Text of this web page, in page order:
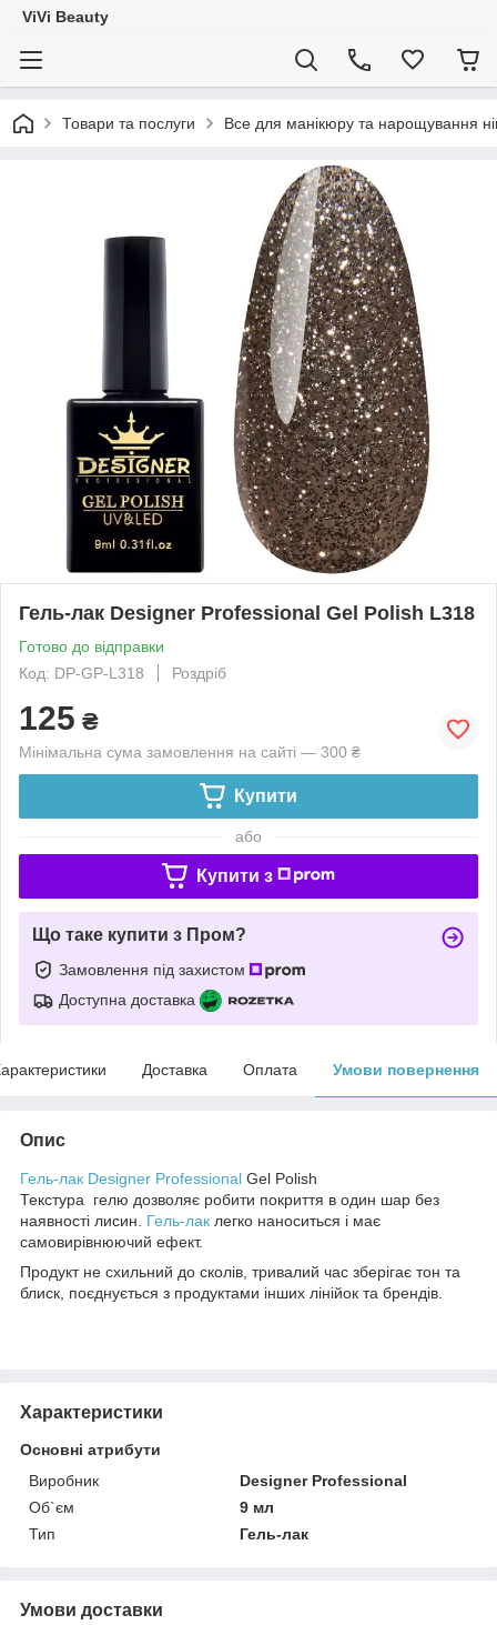
ViVi Beauty
Товари та послуги Все для манікюру та нарощування
Гель-лак Designer Professional Gel Polish L318
Готово до відправки
Код: DP-GP-L318
Роздріб
125 ₴
Мінімальна сума замовлення на сайті — 300 ₴
Купити
або
Купити з
Що таке купити з Пром?
Замовлення під захистом
Доступна доставка
Доставка Оплата Умови повернення
Опис
Гель-лак Designer Professional Gel Polish
Текстура гелю дозволяє робити покриття в один шар без
наявності лисин. Гель-лак легко наноситься і має
самовирівнюючий ефект.
Продукт не схильний до сколів, тривалий час зберігає тон та
блиск, поєднується з продуктами інших лінійок та брендів.
Характеристики
Основні атрибути
Виробник
Designer Professional
Об`єм
9 мл
Тип
Гель-лак
Умови доставки